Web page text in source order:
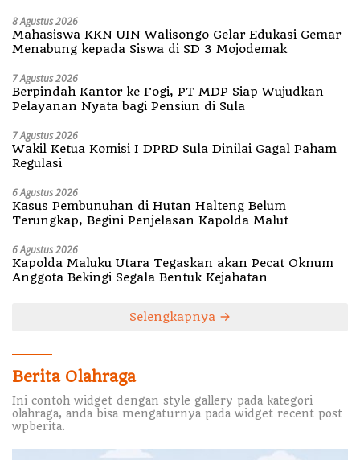
8 Agustus 2026
Mahasiswa KKN UIN Walisongo Gelar Edukasi Gemar
Menabung kepada Siswa di SD 3 Mojodemak
7 Agustus 2026
Berpindah Kantor ke Fogi, PT MDP Siap Wujudkan
Pelayanan Nyata bagi Pensiun di Sula
7 Agustus 2026
Wakil Ketua Komisi I DPRD Sula Dinilai Gagal Paham
Regulasi
6 Agustus 2026
Kasus Pembunuhan di Hutan Halteng Belum
Terungkap, Begini Penjelasan Kapolda Malut
6 Agustus 2026
Kapolda Maluku Utara Tegaskan akan Pecat Oknum
Anggota Bekingi Segala Bentuk Kejahatan
Selengkapnya
Berita Olahraga
Ini contoh widget dengan style gallery pada kategori
olahraga, anda bisa mengaturnya pada widget recent post
wpberita.